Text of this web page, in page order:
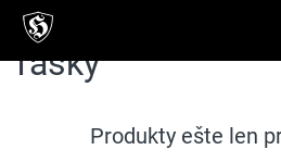
Prejsť
obsah
Tašky
Produkty ešte len